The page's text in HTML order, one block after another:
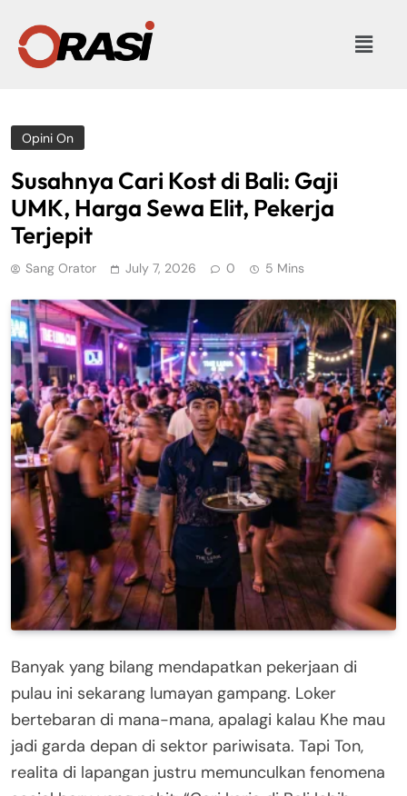
Opini On
Susahnya Cari Kost di Bali: Gaji
UMK, Harga Sewa Elit, Pekerja
Terjepit
Sang Orator July 7, 2026 0 5 Mins
Banyak yang bilang mendapatkan pekerjaan di
pulau ini sekarang lumayan gampang. Loker
bertebaran di mana-mana, apalagi kalau Khe mau
jadi garda depan di sektor pariwisata. Tapi Ton,
realita di lapangan justru memunculkan fenomena